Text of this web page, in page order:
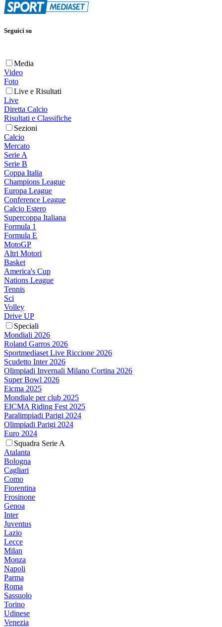
Seguici su
Media
Video
Foto
Live e Risultati
Live
Diretta Calcio
Risultati e Classifiche
Sezioni
Calcio
Mercato
Serie A
Serie B
Coppa Italia
Champions League
Europa League
Conference League
Calcio Estero
Supercoppa Italiana
Formula 1
Formula E
MotoGP
Altri Motori
Basket
America's Cup
Nations League
Tennis
Sci
Volley
Drive UP
Speciali
Mondiali 2026
Roland Garros 2026
Sportmediaset Live Riccione 2026
Scudetto Inter 2026
Olimpiadi Invernali Milano Cortina 2026
Super Bowl 2026
Eicma 2025
Mondiale per club 2025
EICMA Riding Fest 2025
Paralimpiadi Parigi 2024
Olimpiadi Parigi 2024
Euro 2024
Squadra Serie A
Atalanta
Bologna
Cagliari
Como
Fiorentina
Frosinone
Genoa
Inter
Juventus
Lazio
Lecce
Milan
Monza
Napoli
Parma
Roma
Sassuolo
Torino
Udinese
Venezia